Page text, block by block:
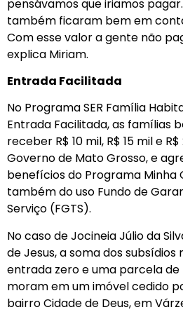
pensávamos que iriamos
também ficaram bem em
Com esse valor a gente não
explica Miriam.
Entrada Facilitada
No Programa SER Família
Entrada Facilitada, as famílias
receber R$ 10 mil, R$ 15 mil e
Governo de Mato Grosso, e
benefícios do Programa Minha
também do uso Fundo de
Serviço (FGTS).
No caso de Jocineia Júlio da
de Jesus, a soma dos
entrada zero e uma parcela de
moram em um imóvel cedido
bairro Cidade de Deus, em